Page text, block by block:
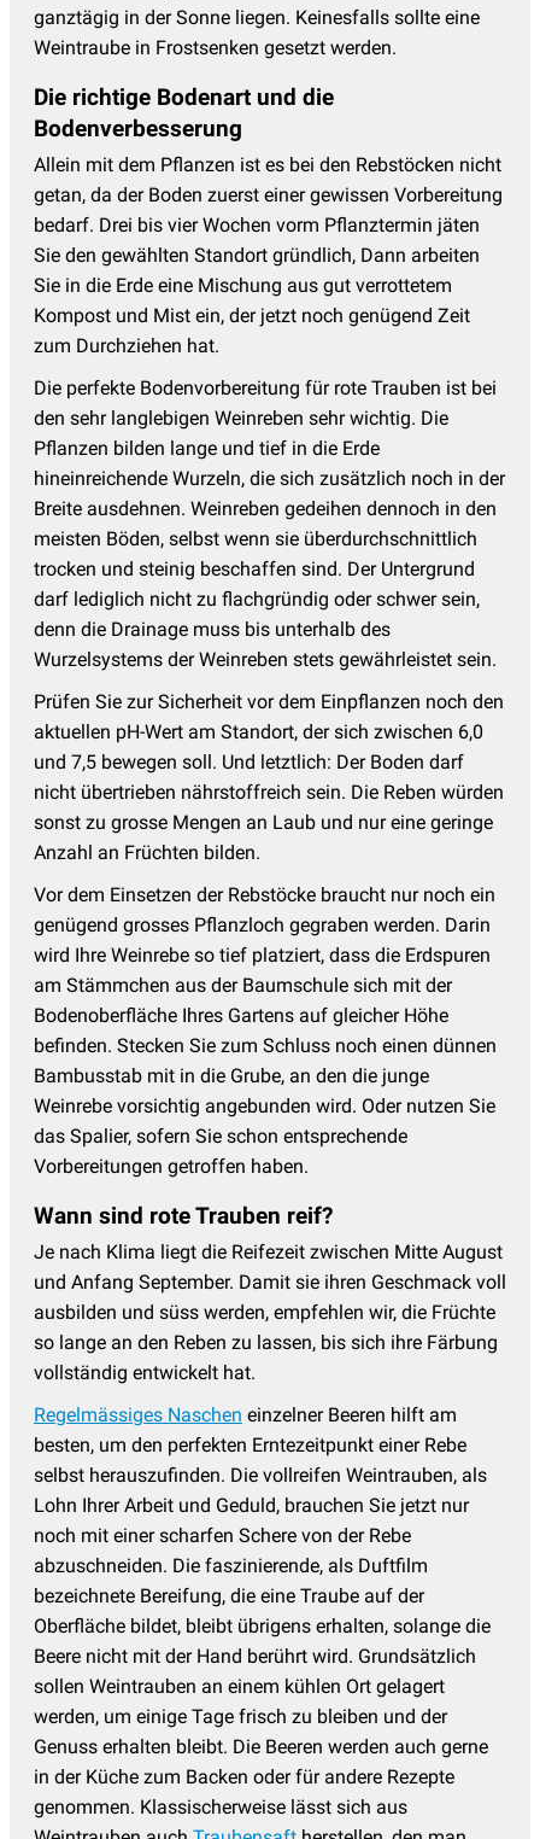
ganztägig in der Sonne liegen. Keinesfalls sollte eine
Weintraube in Frostsenken gesetzt werden.
Die richtige Bodenart und die
Bodenverbesserung
Allein mit dem Pflanzen ist es bei den Rebstöcken nicht
getan, da der Boden zuerst einer gewissen Vorbereitung
bedarf. Drei bis vier Wochen vorm Pflanztermin jäten
Sie den gewählten Standort gründlich, Dann arbeiten
Sie in die Erde eine Mischung aus gut verrottetem
Kompost und Mist ein, der jetzt noch genügend Zeit
zum Durchziehen hat.
Die perfekte Bodenvorbereitung für rote Trauben ist bei
den sehr langlebigen Weinreben sehr wichtig. Die
Pflanzen bilden lange und tief in die Erde
hineinreichende Wurzeln, die sich zusätzlich noch in der
Breite ausdehnen. Weinreben gedeihen dennoch in den
meisten Böden, selbst wenn sie überdurchschnittlich
trocken und steinig beschaffen sind. Der Untergrund
darf lediglich nicht zu flachgründig oder schwer sein,
denn die Drainage muss bis unterhalb des
Wurzelsystems der Weinreben stets gewährleistet sein.
Prüfen Sie zur Sicherheit vor dem Einpflanzen noch den
aktuellen pH-Wert am Standort, der sich zwischen 6,0
und 7,5 bewegen soll. Und letztlich: Der Boden darf
nicht übertrieben nährstoffreich sein. Die Reben würden
sonst zu grosse Mengen an Laub und nur eine geringe
Anzahl an Früchten bilden.
Vor dem Einsetzen der Rebstöcke braucht nur noch ein
genügend grosses Pflanzloch gegraben werden. Darin
wird Ihre Weinrebe so tief platziert, dass die Erdspuren
am Stämmchen aus der Baumschule sich mit der
Bodenoberfläche Ihres Gartens auf gleicher Höhe
befinden. Stecken Sie zum Schluss noch einen dünnen
Bambusstab mit in die Grube, an den die junge
Weinrebe vorsichtig angebunden wird. Oder nutzen Sie
das Spalier, sofern Sie schon entsprechende
Vorbereitungen getroffen haben.
Wann sind rote Trauben reif?
Je nach Klima liegt die Reifezeit zwischen Mitte August
und Anfang September. Damit sie ihren Geschmack voll
ausbilden und süss werden, empfehlen wir, die Früchte
so lange an den Reben zu lassen, bis sich ihre Färbung
vollständig entwickelt hat.
Regelmässiges Naschen einzelner Beeren hilft am
besten, um den perfekten Erntezeitpunkt einer Rebe
selbst herauszufinden. Die vollreifen Weintrauben, als
Lohn Ihrer Arbeit und Geduld, brauchen Sie jetzt nur
noch mit einer scharfen Schere von der Rebe
abzuschneiden. Die faszinierende, als Duftfilm
bezeichnete Bereifung, die eine Traube auf der
Oberfläche bildet, bleibt übrigens erhalten, solange die
Beere nicht mit der Hand berührt wird. Grundsätzlich
sollen Weintrauben an einem kühlen Ort gelagert
werden, um einige Tage frisch zu bleiben und der
Genuss erhalten bleibt. Die Beeren werden auch gerne
in der Küche zum Backen oder für andere Rezepte
genommen. Klassischerweise lässt sich aus